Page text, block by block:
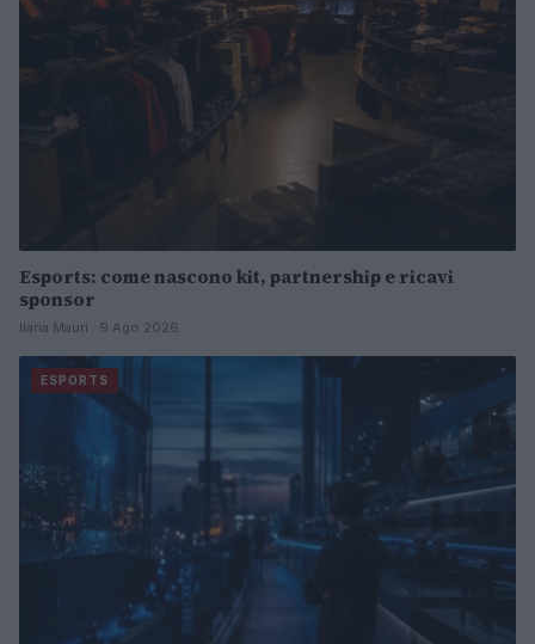
Esports: come nascono kit, partnership e ricavi
sponsor
Ilaria Mauri · 9 Ago 2026
ESPORTS